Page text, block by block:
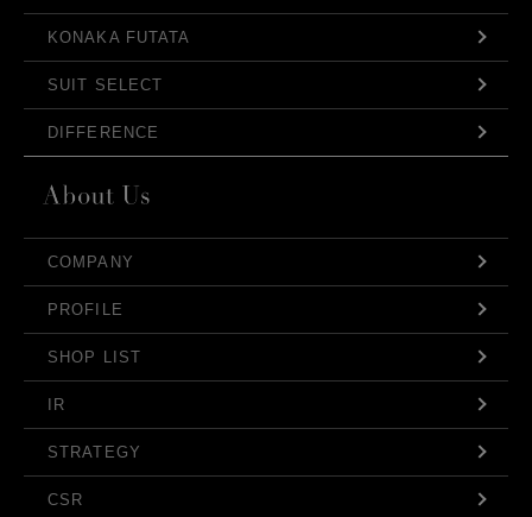
KONAKA FUTATA
SUIT SELECT
DIFFERENCE
COMPANY
PROFILE
SHOP LIST
IR
STRATEGY
CSR